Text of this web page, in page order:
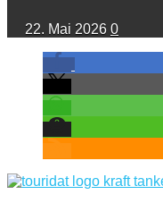
22. Mai 2026 0